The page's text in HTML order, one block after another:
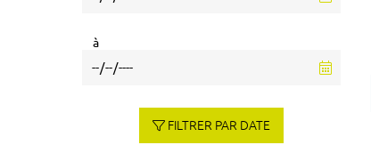
à
FILTRER PAR DATE